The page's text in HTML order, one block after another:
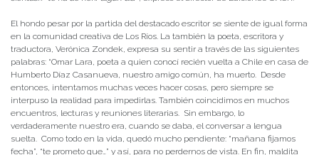
El hondo pesar por la partida del destacado escritor se siente de igual forma
en la comunidad creativa de Los Ríos. La también la poeta, escritora y
traductora, Verónica Zondek, expresa su sentir a través de las siguientes
palabras: “Omar Lara, poeta a quien conocí recién vuelta a Chile en casa de
Humberto Díaz Casanueva, nuestro amigo común, ha muerto. Desde
entonces, intentamos muchas veces hacer cosas, pero siempre se
interpuso la realidad para impedirlas. También coincidimos en muchos
encuentros, lecturas y reuniones literarias. Sin embargo, lo
verdaderamente nuestro era, cuando se daba, el conversar a lengua
suelta. Como todo en la vida, quedó mucho pendiente: “mañana fijamos
fecha”, “te prometo que…” y así, para no perdernos de vista. En fin, maldita